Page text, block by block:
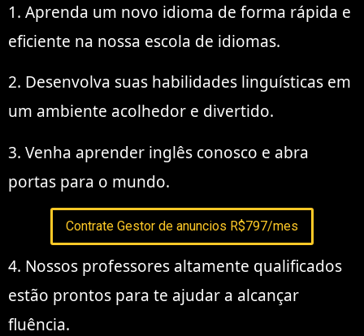
1. Aprenda um novo idioma de forma rápida e
eficiente na nossa escola de idiomas.
2. Desenvolva suas habilidades linguísticas em
um ambiente acolhedor e divertido.
3. Venha aprender inglês conosco e abra
portas para o mundo.
Contrate Gestor de anuncios R$797/mes
4. Nossos professores altamente qualificados
estão prontos para te ajudar a alcançar
fluência.